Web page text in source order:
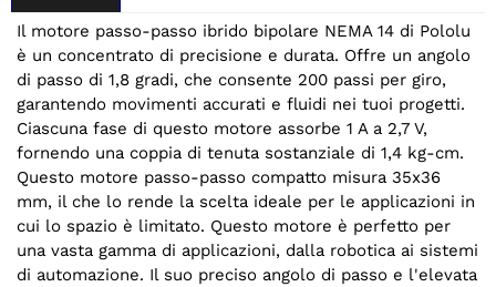
Il motore passo-passo ibrido bipolare NEMA 14 di Pololu
è un concentrato di precisione e durata. Offre un angolo
di passo di 1,8 gradi, che consente 200 passi per giro,
garantendo movimenti accurati e fluidi nei tuoi progetti.
Ciascuna fase di questo motore assorbe 1 A a 2,7 V,
fornendo una coppia di tenuta sostanziale di 1,4 kg-cm.
Questo motore passo-passo compatto misura 35x36
mm, il che lo rende la scelta ideale per le applicazioni in
cui lo spazio è limitato. Questo motore è perfetto per
una vasta gamma di applicazioni, dalla robotica ai sistemi
di automazione. Il suo preciso angolo di passo e l'elevata